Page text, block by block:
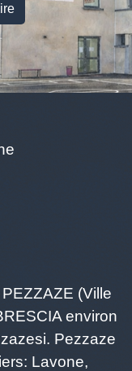
(Ville
environ
Pezzaze
Lavone,